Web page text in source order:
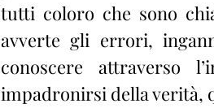
tutti coloro che sono
avverte gli errori,
conoscere attraverso
impadronirsi della verità,